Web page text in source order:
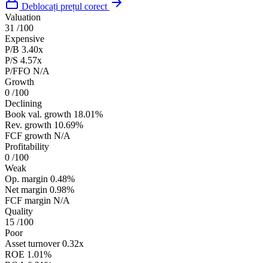
Deblocați prețul corect
Valuation
31 /100
Expensive
P/B 3.40x
P/S 4.57x
P/FFO N/A
Growth
0 /100
Declining
Book val. growth 18.01%
Rev. growth 10.69%
FCF growth N/A
Profitability
0 /100
Weak
Op. margin 0.48%
Net margin 0.98%
FCF margin N/A
Quality
15 /100
Poor
Asset turnover 0.32x
ROE 1.01%